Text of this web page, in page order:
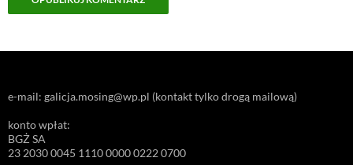
e-mail: galicja.mosing@wp.pl (kontakt tylko drogą mailową)
konto wpłat:
BGŻ SA
23 2030 0045 1110 0000 0222 0700